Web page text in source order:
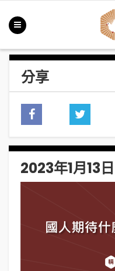
分享
2023年1月13